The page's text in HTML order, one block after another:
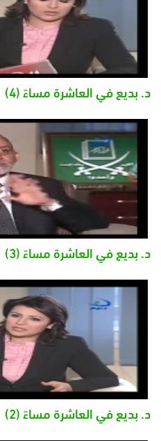
د. بديع في العاشرة مساءً (4)
د. بديع في العاشرة مساءً (3)
د. بديع في العاشرة مساءً (2)